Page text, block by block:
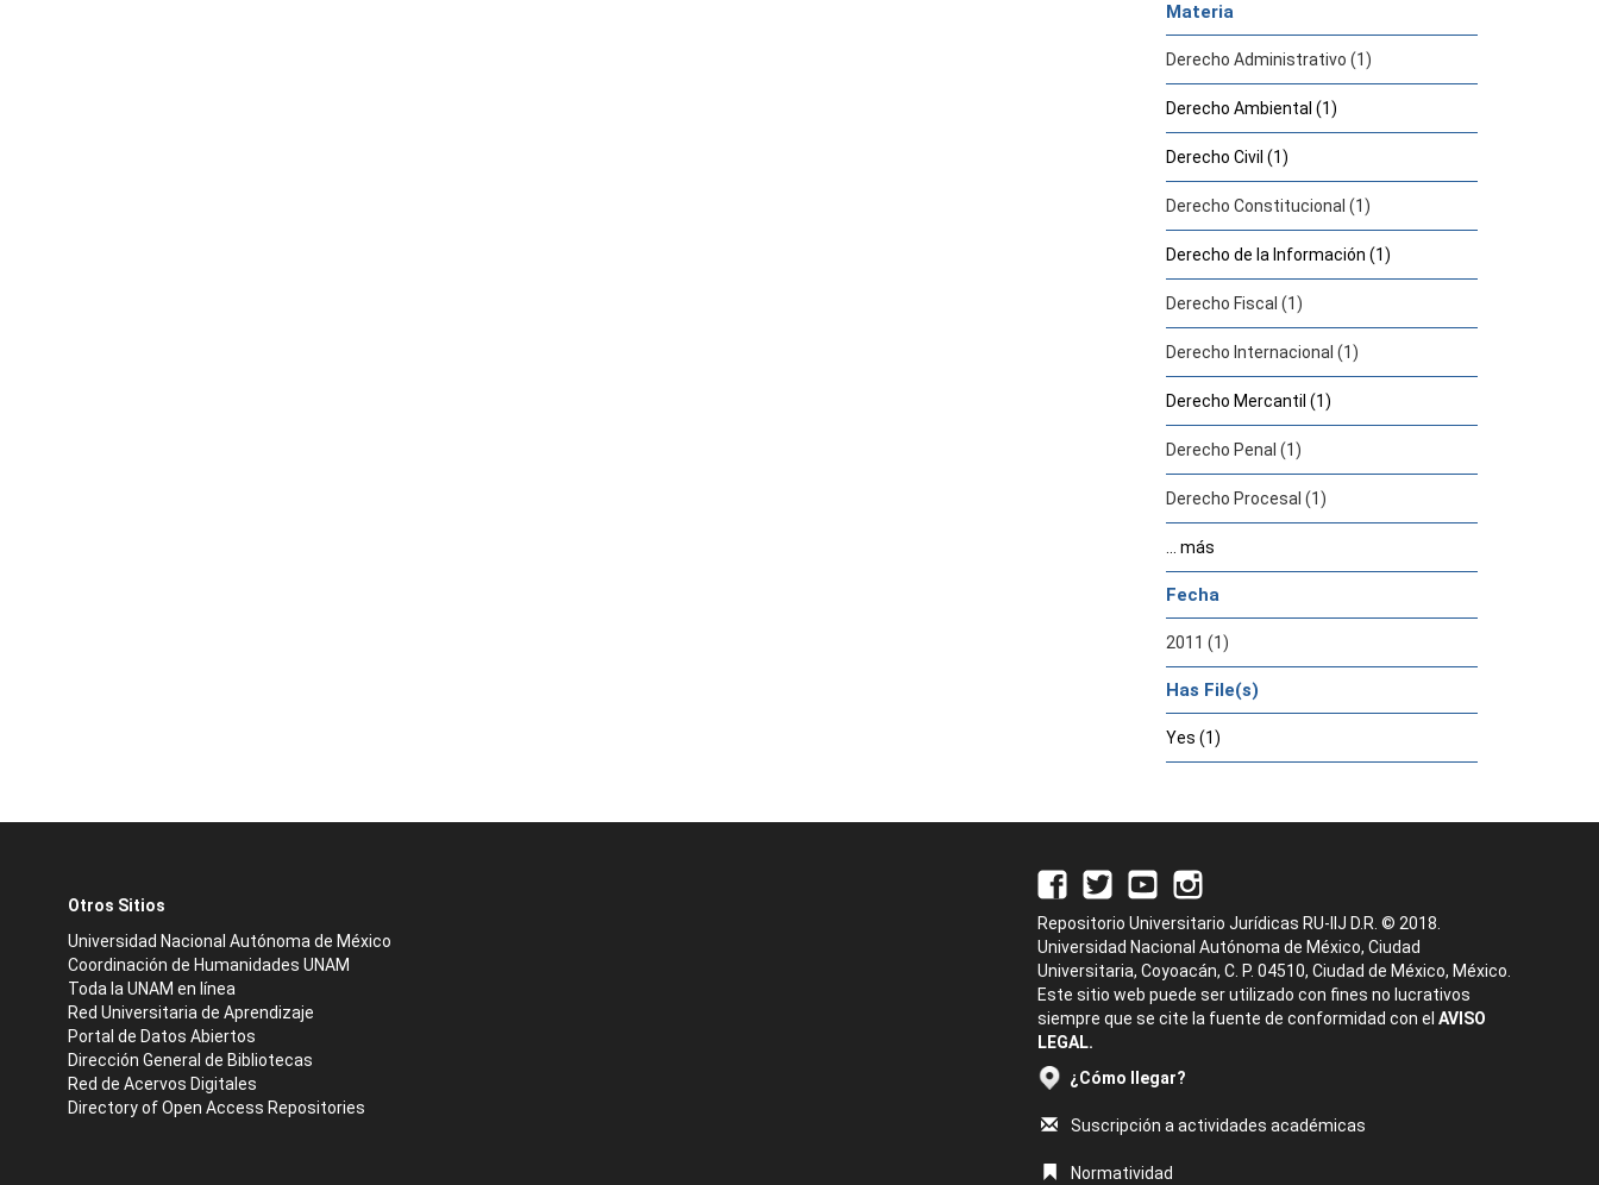
Materia
Derecho Administrativo (1)
Derecho Ambiental (1)
Derecho Civil (1)
Derecho Constitucional (1)
Derecho de la Información (1)
Derecho Fiscal (1)
Derecho Internacional (1)
Derecho Mercantil (1)
Derecho Penal (1)
Derecho Procesal (1)
... más
Fecha
2011 (1)
Has File(s)
Yes (1)
Otros Sitios
Universidad Nacional Autónoma de México
Coordinación de Humanidades UNAM
Toda la UNAM en línea
Red Universitaria de Aprendizaje
Portal de Datos Abiertos
Dirección General de Bibliotecas
Red de Acervos Digitales
Directory of Open Access Repositories
Repositorio Universitario Jurídicas RU-IIJ D.R. © 2018.
Universidad Nacional Autónoma de México, Ciudad
Universitaria, Coyoacán, C. P. 04510, Ciudad de México, México.
Este sitio web puede ser utilizado con fines no lucrativos
siempre que se cite la fuente de conformidad con el AVISO
LEGAL.
¿Cómo llegar?
Suscripción a actividades académicas
Normatividad